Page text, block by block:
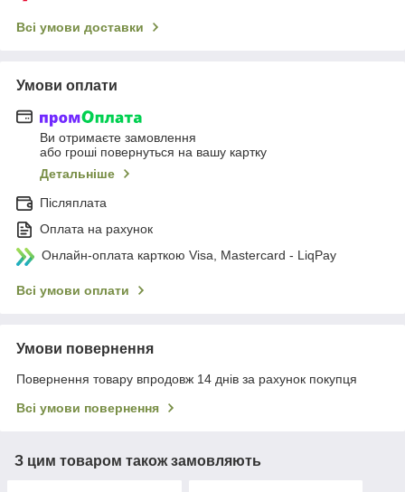
Всі умови доставки
Умови оплати
Ви отримаєте замовлення
або гроші повернуться на вашу картку
Детальніше
Післяплата
Оплата на рахунок
Онлайн-оплата карткою Visa, Mastercard - LiqPay
Всі умови оплати
Умови повернення
Повернення товару впродовж 14 днів за рахунок покупця
Всі умови повернення
З цим товаром також замовляють